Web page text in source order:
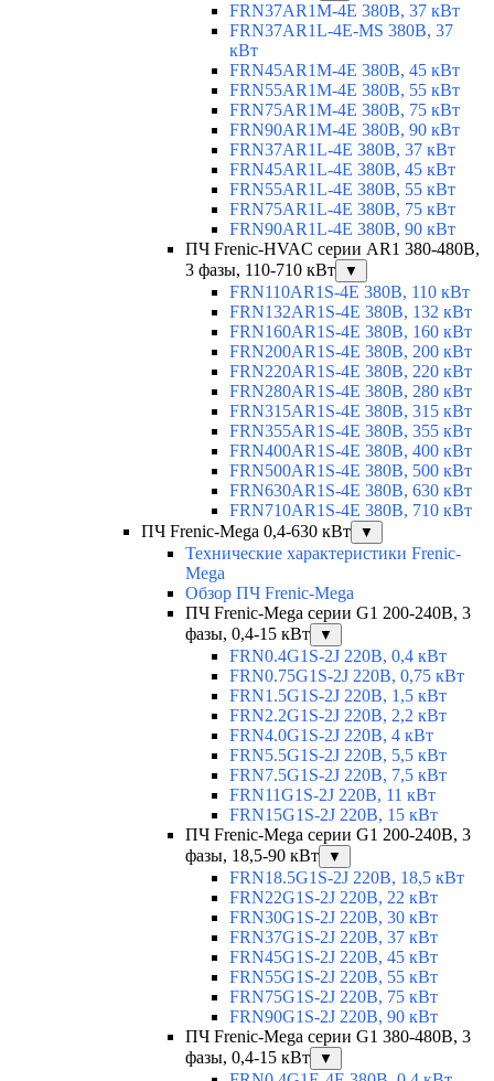
FRN37AR1M-4E 380В, 37 кВт
FRN37AR1L-4E-MS 380В, 37
кВт
FRN45AR1M-4E 380В, 45 кВт
FRN55AR1M-4E 380В, 55 кВт
FRN75AR1M-4E 380В, 75 кВт
FRN90AR1M-4E 380В, 90 кВт
FRN37AR1L-4E 380В, 37 кВт
FRN45AR1L-4E 380В, 45 кВт
FRN55AR1L-4E 380В, 55 кВт
FRN75AR1L-4E 380В, 75 кВт
FRN90AR1L-4E 380В, 90 кВт
ПЧ Frenic-HVAC серии AR1 380-480В,
3 фазы, 110-710 кВт
▼
FRN110AR1S-4E 380В, 110 кВт
FRN132AR1S-4E 380В, 132 кВт
FRN160AR1S-4E 380В, 160 кВт
FRN200AR1S-4E 380В, 200 кВт
FRN220AR1S-4E 380В, 220 кВт
FRN280AR1S-4E 380В, 280 кВт
FRN315AR1S-4E 380В, 315 кВт
FRN355AR1S-4E 380В, 355 кВт
FRN400AR1S-4E 380В, 400 кВт
FRN500AR1S-4E 380В, 500 кВт
FRN630AR1S-4E 380В, 630 кВт
FRN710AR1S-4E 380В, 710 кВт
ПЧ Frenic-Mega 0,4-630 кВт
▼
Технические характеристики Frenic-
Mega
Обзор ПЧ Frenic-Mega
ПЧ Frenic-Mega серии G1 200-240В, 3
фазы, 0,4-15 кВт
▼
FRN0.4G1S-2J 220В, 0,4 кВт
FRN0.75G1S-2J 220В, 0,75 кВт
FRN1.5G1S-2J 220В, 1,5 кВт
FRN2.2G1S-2J 220В, 2,2 кВт
FRN4.0G1S-2J 220В, 4 кВт
FRN5.5G1S-2J 220В, 5,5 кВт
FRN7.5G1S-2J 220В, 7,5 кВт
FRN11G1S-2J 220В, 11 кВт
FRN15G1S-2J 220В, 15 кВт
ПЧ Frenic-Mega серии G1 200-240В, 3
фазы, 18,5-90 кВт
▼
FRN18.5G1S-2J 220В, 18,5 кВт
FRN22G1S-2J 220В, 22 кВт
FRN30G1S-2J 220В, 30 кВт
FRN37G1S-2J 220В, 37 кВт
FRN45G1S-2J 220В, 45 кВт
FRN55G1S-2J 220В, 55 кВт
FRN75G1S-2J 220В, 75 кВт
FRN90G1S-2J 220В, 90 кВт
ПЧ Frenic-Mega серии G1 380-480В, 3
фазы, 0,4-15 кВт
▼